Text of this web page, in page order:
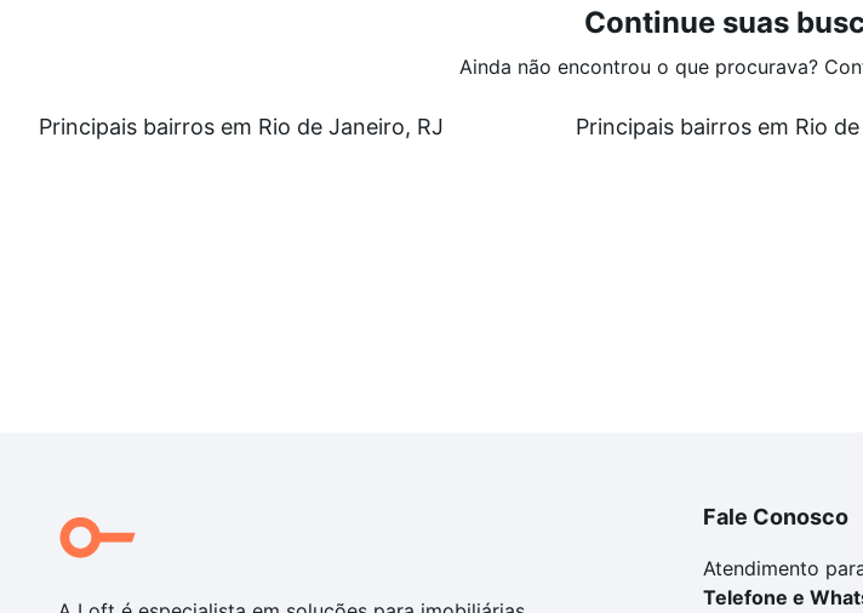
Continue suas
Ainda não encontrou o que procurava?
Principais bairros em Rio de Janeiro, RJ Principais bairros em Rio
Fale Conosco
Atendimento
Telefone e